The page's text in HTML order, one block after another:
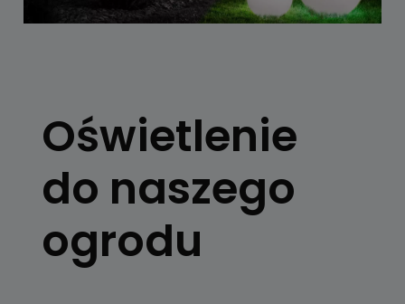
Kule, latarnie
ogrodowe, girlandy
Oświetlenie
do naszego
ogrodu